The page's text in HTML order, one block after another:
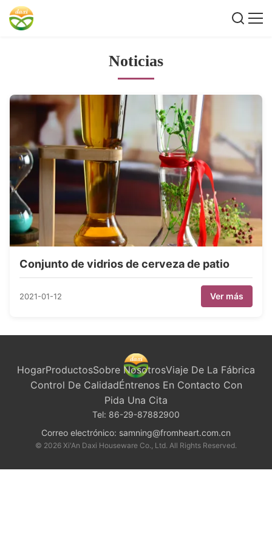
Noticias
Conjunto de vidrios de cerveza de patio
2021-01-12 Ver más
HogarProductosSobre NosotrosViaje De La Fábrica
Control De CalidadÉntrenos En Contacto Con
Pida Una Cita
Tel: 86-29-87882900
Correo electrónico: samning@fromheart.com.cn
© 2026 Xi'An Daxi Houseware Co., Ltd. All Rights Reserved.